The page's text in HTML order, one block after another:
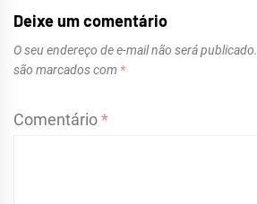
Deixe um comentário
O seu endereço de e-mail não será publicado.
são marcados com *
Comentário*